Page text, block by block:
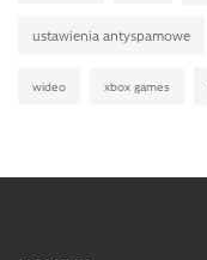
ustawienia antyspamowe
wideo xbox games